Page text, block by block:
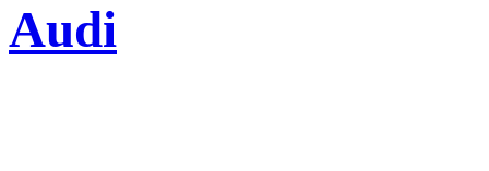
Audi